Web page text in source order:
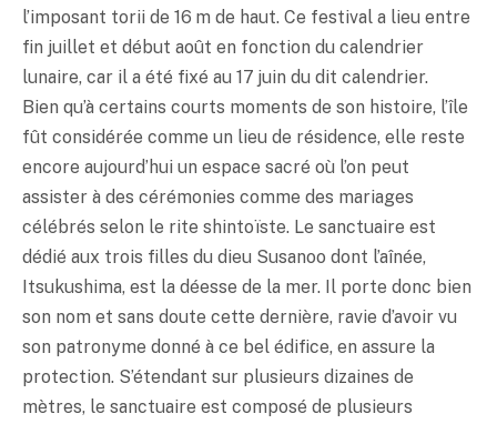
l’imposant torii de 16 m de haut. Ce festival a lieu entre
fin juillet et début août en fonction du calendrier
lunaire, car il a été fixé au 17 juin du dit calendrier.
Bien qu’à certains courts moments de son histoire, l’île
fût considérée comme un lieu de résidence, elle reste
encore aujourd’hui un espace sacré où l’on peut
assister à des cérémonies comme des mariages
célébrés selon le rite shintoïste. Le sanctuaire est
dédié aux trois filles du dieu Susanoo dont l’aînée,
Itsukushima, est la déesse de la mer. Il porte donc bien
son nom et sans doute cette dernière, ravie d’avoir vu
son patronyme donné à ce bel édifice, en assure la
protection. S’étendant sur plusieurs dizaines de
mètres, le sanctuaire est composé de plusieurs